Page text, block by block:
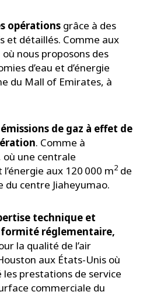
opérations grâce à des
et détaillés. Comme aux
nous proposons des
d’eau et d’énergie
du Mall of Emirates, à
de gaz à effet de
. Comme à
où une centrale
aux 120 000 m2 de
du centre Jiaheyumao.
technique et
réglementaire,
la qualité de l’air
aux États-Unis où
les prestations de service
commerciale du